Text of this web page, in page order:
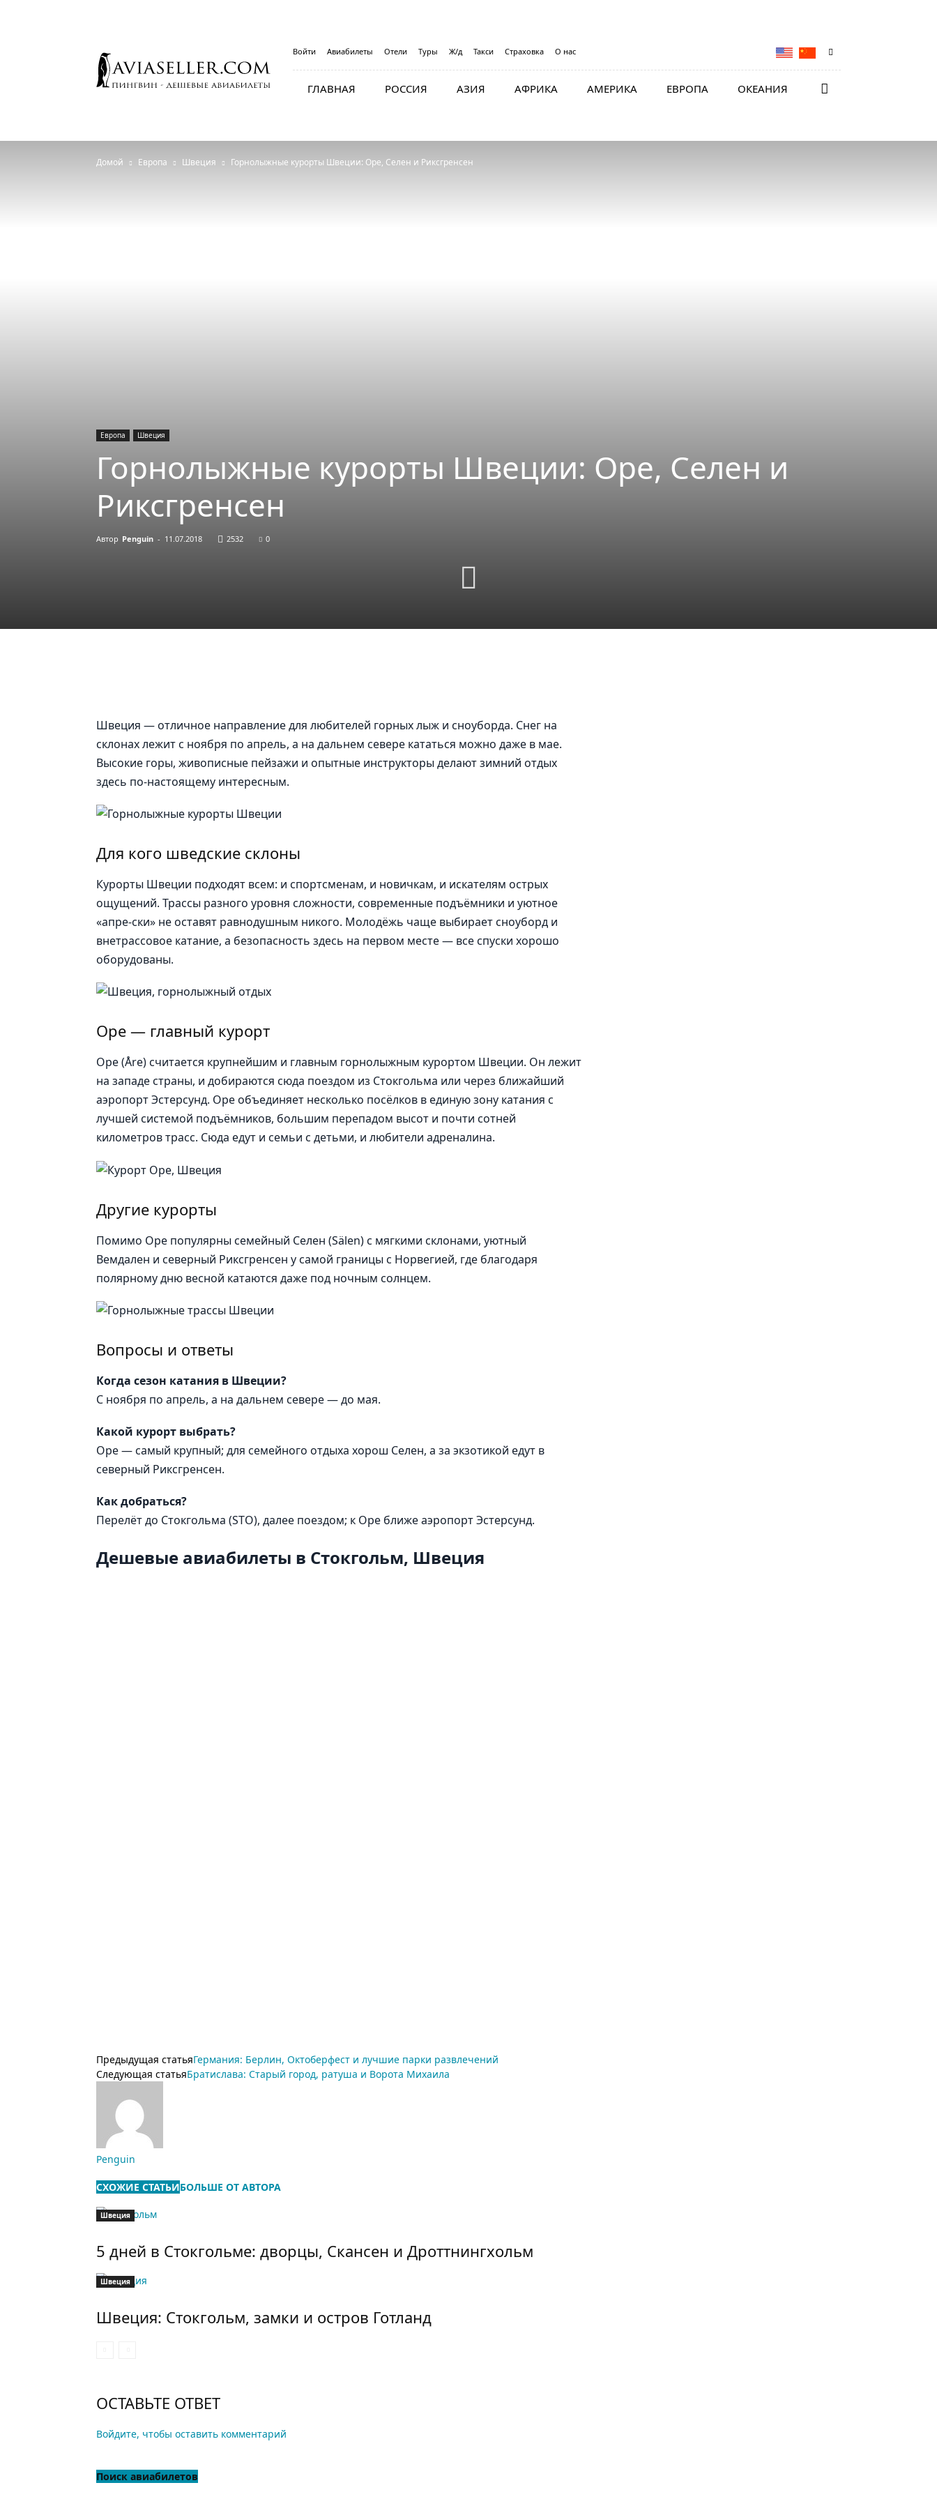
—
дешёвые
авиабилеты
Войти Авиабилеты Отели Туры Ж/д Такси Страховка О нас
ГЛАВНАЯ РОССИЯ АЗИЯ АФРИКА АМЕРИКА ЕВРОПА ОКЕАНИЯ
Домой Европа Швеция Горнолыжные курорты Швеции: Оре, Селен и Риксгренсен
Европа Швеция
Горнолыжные курорты Швеции: Оре, Селен и
Риксгренсен
Автор Penguin - 11.07.2018 2532 0
Швеция — отличное направление для любителей горных лыж и сноуборда. Снег на
склонах лежит с ноября по апрель, а на дальнем севере кататься можно даже в мае.
Высокие горы, живописные пейзажи и опытные инструкторы делают зимний отдых
здесь по-настоящему интересным.
Для кого шведские склоны
Курорты Швеции подходят всем: и спортсменам, и новичкам, и искателям острых
ощущений. Трассы разного уровня сложности, современные подъёмники и уютное
«апре-ски» не оставят равнодушным никого. Молодёжь чаще выбирает сноуборд и
внетрассовое катание, а безопасность здесь на первом месте — все спуски хорошо
оборудованы.
Оре — главный курорт
Оре (Åre) считается крупнейшим и главным горнолыжным курортом Швеции. Он лежит
на западе страны, и добираются сюда поездом из Стокгольма или через ближайший
аэропорт Эстерсунд. Оре объединяет несколько посёлков в единую зону катания с
лучшей системой подъёмников, большим перепадом высот и почти сотней
километров трасс. Сюда едут и семьи с детьми, и любители адреналина.
Другие курорты
Помимо Оре популярны семейный Селен (Sälen) с мягкими склонами, уютный
Вемдален и северный Риксгренсен у самой границы с Норвегией, где благодаря
полярному дню весной катаются даже под ночным солнцем.
Вопросы и ответы
Когда сезон катания в Швеции?
С ноября по апрель, а на дальнем севере — до мая.
Какой курорт выбрать?
Оре — самый крупный; для семейного отдыха хорош Селен, а за экзотикой едут в
северный Риксгренсен.
Как добраться?
Перелёт до Стокгольма (STO), далее поездом; к Оре ближе аэропорт Эстерсунд.
Дешевые авиабилеты в Стокгольм, Швеция
Предыдущая статьяГермания: Берлин, Октоберфест и лучшие парки развлечений
Следующая статьяБратислава: Старый город, ратуша и Ворота Михаила
Penguin
СХОЖИЕ СТАТЬИБОЛЬШЕ ОТ АВТОРА
Швеция
5 дней в Стокгольме: дворцы, Скансен и Дроттнингхольм
Швеция
Швеция: Стокгольм, замки и остров Готланд
ОСТАВЬТЕ ОТВЕТ
Войдите, чтобы оставить комментарий
Поиск авиабилетов